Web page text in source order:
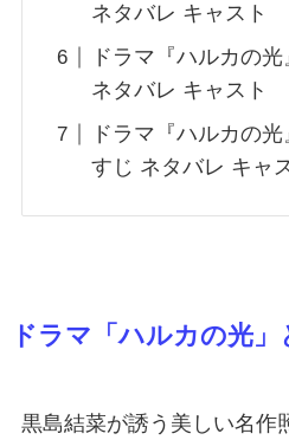
ネタバレ キャスト
ドラマ『ハルカの
ネタバレ キャスト
ドラマ『ハルカの
すじ ネタバレ キャ
ドラマ「ハルカの光」
黒島結菜が誘う美しい名作